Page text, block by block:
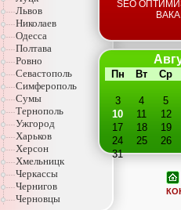
Львов
Николаев
Одесса
Полтава
Ровно
Севастополь
Симферополь
Сумы
Тернополь
Ужгород
Харьков
Херсон
Хмельницк
Черкассы
Чернигов
Черновцы
SEO
Пн Вт Ср
3 4
5
10
11
12
17
18
19
24
25
26
31